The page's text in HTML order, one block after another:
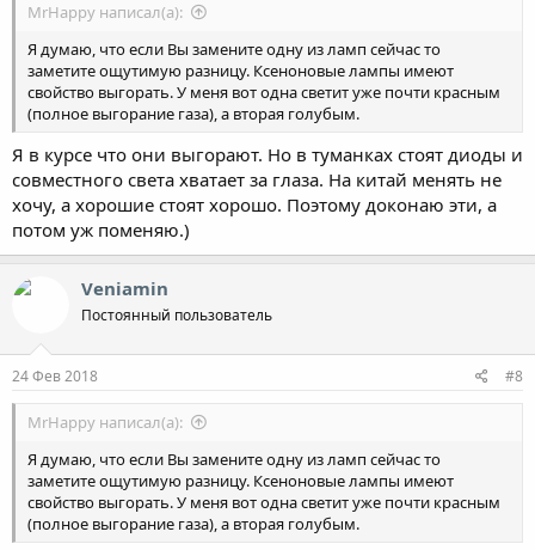
MrHappy написал(а):
Я думаю, что если Вы замените одну из ламп сейчас то
заметите ощутимую разницу. Ксеноновые лампы имеют
свойство выгорать. У меня вот одна светит уже почти красным
(полное выгорание газа), а вторая голубым.
Я в курсе что они выгорают. Но в туманках стоят диоды и
совместного света хватает за глаза. На китай менять не
хочу, а хорошие стоят хорошо. Поэтому доконаю эти, а
потом уж поменяю.)
Veniamin
Постоянный пользователь
24 Фев 2018 #8
MrHappy написал(а):
Я думаю, что если Вы замените одну из ламп сейчас то
заметите ощутимую разницу. Ксеноновые лампы имеют
свойство выгорать. У меня вот одна светит уже почти красным
(полное выгорание газа), а вторая голубым.